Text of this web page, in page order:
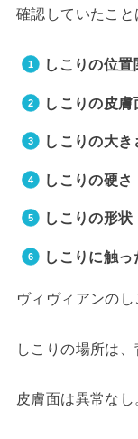
確認していたこと
しこりの位置
しこりの皮膚
しこりの大き
しこりの硬さ
しこりの形状
しこりに触
ヴィヴィアンの
しこりの場所は、
皮膚面は異常なし